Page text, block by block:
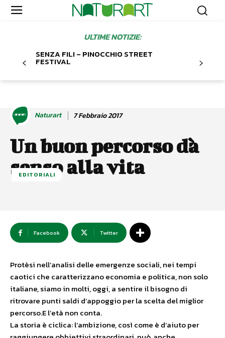
ULTIME NOTIZIE:
SENZA FILI – PINOCCHIO STREET
FESTIVAL
Naturart 7 Febbraio 2017
Un buon percorso dà
senso alla vita
EDITORIALI
Facebook Twitter
Protèsi nell’analisi delle emergenze sociali, nei tempi
caotici che caratterizzano economia e politica, non solo
italiane, siamo in molti, oggi, a sentire il bisogno di
ritrovare punti saldi d’appoggio per la scelta del miglior
percorso.E l’età non conta.
La storia è ciclica: l’ambizione, così come è d’aiuto per